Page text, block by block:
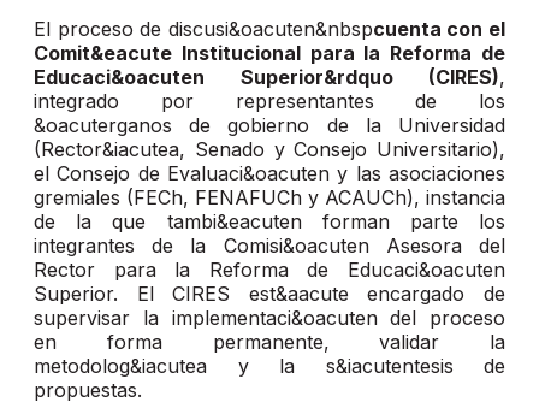
El proceso de discusi&oacuten&nbspcuenta con el
Comit&eacute Institucional para la Reforma de
Educaci&oacuten Superior&rdquo (CIRES),
integrado por representantes de los
&oacuterganos de gobierno de la Universidad
(Rector&iacutea, Senado y Consejo Universitario),
el Consejo de Evaluaci&oacuten y las asociaciones
gremiales (FECh, FENAFUCh y ACAUCh), instancia
de la que tambi&eacuten forman parte los
integrantes de la Comisi&oacuten Asesora del
Rector para la Reforma de Educaci&oacuten
Superior. El CIRES est&aacute encargado de
supervisar la implementaci&oacuten del proceso
en forma permanente, validar la
metodolog&iacutea y la s&iacutentesis de
propuestas.